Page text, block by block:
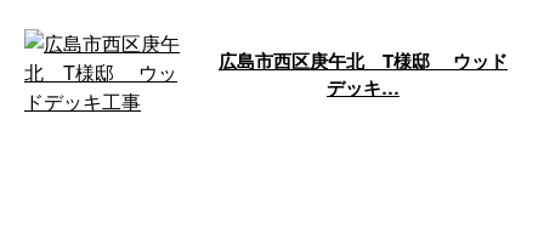
広島市西区庚午北 T様邸 ウッド
デッキ…